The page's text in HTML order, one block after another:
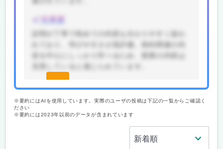
充実度
続きを
見る(無
※要約にはAIを使用しています。実際のユーザの投稿は下記の一覧からご確認く
ださい
※要約には2023年以前のデータが含まれています